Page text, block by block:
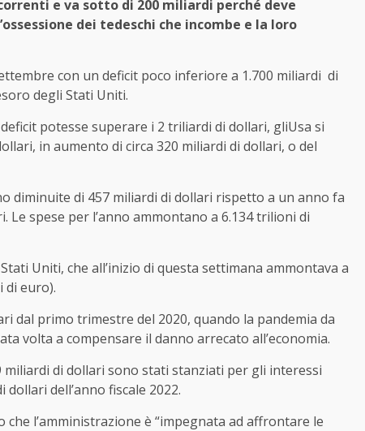
e va sotto di 200 miliardi perché deve
dei tedeschi che incombe e la loro
con un deficit poco inferiore a 1.700 miliardi di
degli Stati Uniti.
potesse superare i 2 triliardi di dollari, gliUsa si
in aumento di circa 320 miliardi di dollari, o del
diminuite di 457 miliardi di dollari rispetto a un anno fa
spese per l’anno ammontano a 6.134 trilioni di
Uniti, che all’inizio di questa settimana ammontava a
di euro).
dal primo trimestre del 2020, quando la pandemia da
volta a compensare il danno arrecato all’economia.
miliardi di dollari sono stati stanziati per gli interessi
dell’anno fiscale 2022.
l’amministrazione è “impegnata ad affrontare le